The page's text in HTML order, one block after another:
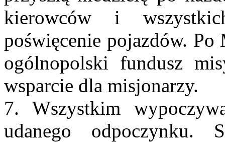
kierowców i
poświęcenie pojazdów. Po
ogólnopolski fundusz
wsparcie dla misjonarzy.
7. Wszystkim
udanego odpoczynku.